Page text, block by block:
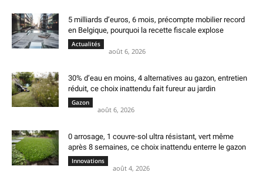
5 milliards d’euros, 6 mois, précompte mobilier record
en Belgique, pourquoi la recette fiscale explose
Actualités
août 6, 2026
30% d’eau en moins, 4 alternatives au gazon, entretien
réduit, ce choix inattendu fait fureur au jardin
Gazon
août 6, 2026
0 arrosage, 1 couvre-sol ultra résistant, vert même
après 8 semaines, ce choix inattendu enterre le gazon
Innovations
août 4, 2026